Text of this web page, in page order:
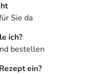
Sie da
ich?
bestellen
ein?